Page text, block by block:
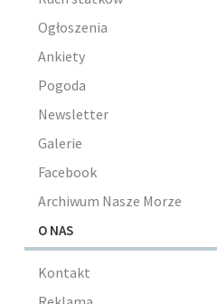
Ogłoszenia
Ankiety
Pogoda
Newsletter
Galerie
Facebook
Archiwum Nasze Morze
O NAS
Kontakt